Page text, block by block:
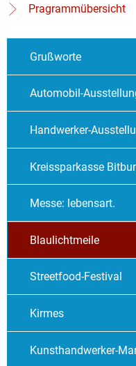
Pragrammübersicht
Grußworte
Automobil-
Handwerker-
Kreissparkasse
Messe: lebensart.
Blaulichtmeile
Streetfood-Festival
Kirmes
Kunsthandwerker-